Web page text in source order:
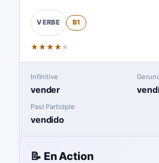
VERBE B1
★★★★★
Infinitive
vender
Past Participle
vendido
📝 En Action